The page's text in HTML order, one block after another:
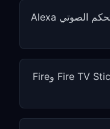
الحفاظ على وظيفة جهاز التحكم الصوتي Alexa
متوافق مع جميع طرازات Fire TV Stick وFire